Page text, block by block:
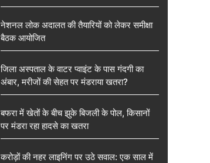
नेशनल लोक अदालत की तैयारियों को लेकर समीक्षा
बैठक आयोजित
जिला अस्पताल के वाटर प्वाइंट के पास गंदगी का
अंबार, मरीजों की सेहत पर मंडराया खतरा?
बफरा में खेतों के बीच झुके बिजली के पोल, किसानों
पर मंडरा रहा हादसे का खतरा
करोड़ों की नहर लाइनिंग पर उठे सवाल: एक साल में